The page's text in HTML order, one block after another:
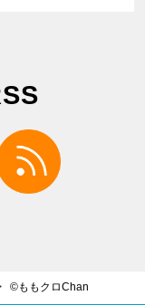
©ももクロChan